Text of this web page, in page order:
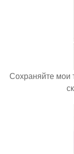
Сохраняйте мои